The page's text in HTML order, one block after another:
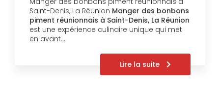
Saint-Denis, La Réunion Manger des bonbons
piment réunionnais à Saint-Denis, La Réunion
est une expérience culinaire unique qui met
en avant…
Lire la suite